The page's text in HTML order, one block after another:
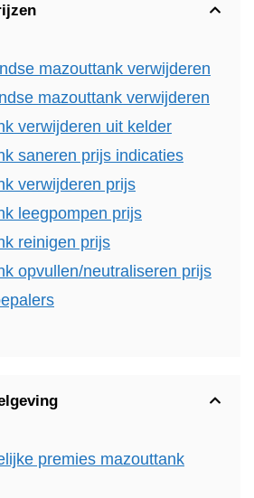
mazouttank verwijderen
mazouttank verwijderen
verwijderen uit kelder
saneren prijs indicaties
verwijderen prijs
leegpompen prijs
reinigen prijs
opvullen/neutraliseren prijs
premies mazouttank